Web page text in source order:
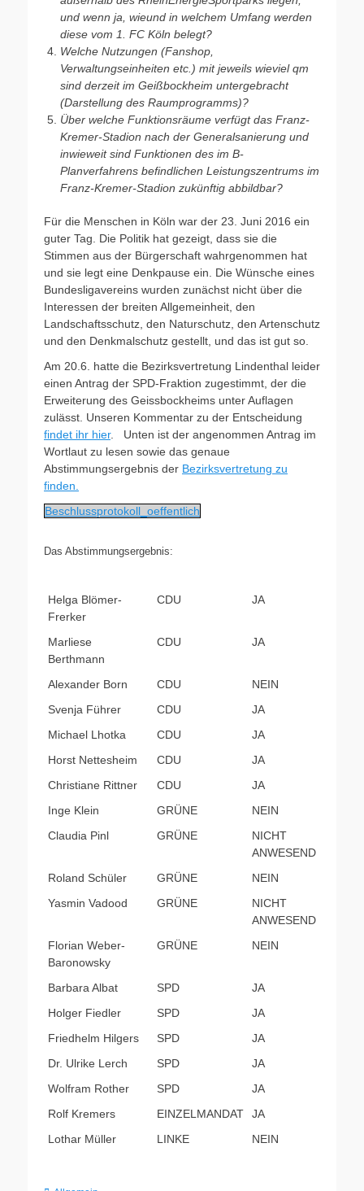
und wenn ja, wieund in welchem Umfang werden
diese vom 1. FC Köln belegt?
Welche Nutzungen (Fanshop,
Verwaltungseinheiten etc.) mit jeweils wieviel qm
sind derzeit im Geißbockheim untergebracht
(Darstellung des Raumprogramms)?
Über welche Funktionsräume verfügt das Franz-
Kremer-Stadion nach der Generalsanierung und
inwieweit sind Funktionen des im B-
Planverfahrens befindlichen Leistungszentrums im
Franz-Kremer-Stadion zukünftig abbildbar?
Für die Menschen in Köln war der 23. Juni 2016 ein
guter Tag. Die Politik hat gezeigt, dass sie die
Stimmen aus der Bürgerschaft wahrgenommen hat
und sie legt eine Denkpause ein. Die Wünsche eines
Bundesligavereins wurden zunächst nicht über die
Interessen der breiten Allgemeinheit, den
Landschaftsschutz, den Naturschutz, den Artenschutz
und den Denkmalschutz gestellt, und das ist gut so.
Am 20.6. hatte die Bezirksvertretung Lindenthal leider
einen Antrag der SPD-Fraktion zugestimmt, der die
Erweiterung des Geissbockheims unter Auflagen
zulässt. Unseren Kommentar zu der Entscheidung
findet ihr hier. Unten ist der angenommen Antrag im
Wortlaut zu lesen sowie das genaue
Abstimmungsergebnis der Bezirksvertretung zu
finden.
Beschlussprotokoll_oeffentlich
Das Abstimmungsergebnis:
Helga Blömer-
Frerker
CDU JA
Marliese
Berthmann
CDU JA
Alexander Born CDU
NEIN
Svenja Führer
CDU
JA
Michael Lhotka
CDU
JA
Horst Nettesheim
CDU
JA
Christiane Rittner
CDU
JA
Inge Klein
GRÜNE
NEIN
Claudia Pinl
GRÜNE
NICHT
ANWESEND
Roland Schüler
GRÜNE
NEIN
Yasmin Vadood
GRÜNE
NICHT
ANWESEND
Florian Weber-
Baronowsky
GRÜNE NEIN
Barbara Albat SPD
JA
Holger Fiedler
SPD
JA
Friedhelm Hilgers
SPD
JA
Dr. Ulrike Lerch
SPD
JA
Wolfram Rother
SPD
JA
Rolf Kremers
EINZELMANDAT
JA
Lothar Müller
LINKE NEIN